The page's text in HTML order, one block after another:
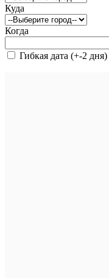
Куда
Когда
Гибкая дата (+-2 дня)